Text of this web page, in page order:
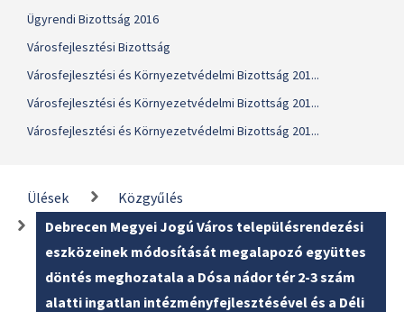
Ügyrendi Bizottság 2016
Városfejlesztési Bizottság
Városfejlesztési és Környezetvédelmi Bizottság 201...
Városfejlesztési és Környezetvédelmi Bizottság 201...
Városfejlesztési és Környezetvédelmi Bizottság 201...
Ülések
Közgyűlés
Debrecen Megyei Jogú Város településrendezési
eszközeinek módosítását megalapozó együttes
döntés meghozatala a Dósa nádor tér 2-3 szám
alatti ingatlan intézményfejlesztésével és a Déli